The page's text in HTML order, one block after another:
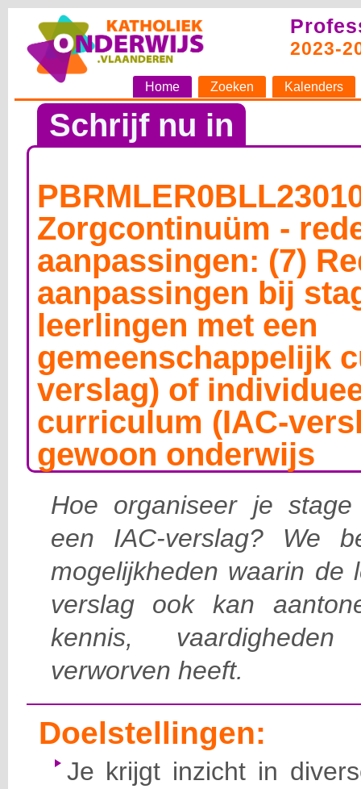
2023-
Home Zoeken Kalenders
Schrijf nu in
Zorgcontinuüm -
aanpassingen: (7)
aanpassingen bij
leerlingen met een
gemeenschappelijk
verslag) of
curriculum (IAC-
gewoon onderwijs
Hoe organiseer je
een IAC-verslag? We
mogelijkheden waarin de
verslag ook kan
kennis,
verworven heeft.
Doelstellingen:
Je krijgt inzicht in